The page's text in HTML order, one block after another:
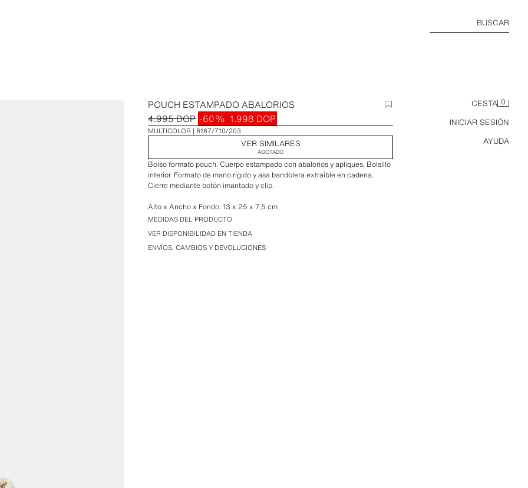
BUSCAR
CESTA 0
INICIAR SESIÓN
AYUDA
POUCH ESTAMPADO ABALORIOS
4.995 DOP -60% 1.998 DOP
MULTICOLOR 6167/710/203
VER SIMILARES
AGOTADO
Bolso formato pouch. Cuerpo estampado con abalorios y apliques. Bolsillo
interior. Formato de mano rígido y asa bandolera extraíble en cadena.
Cierre mediante botón imantado y clip.
Alto x Ancho x Fondo: 13 x 25 x 7,5 cm
MEDIDAS DEL PRODUCTO
VER DISPONIBILIDAD EN TIENDA
ENVÍOS, CAMBIOS Y DEVOLUCIONES